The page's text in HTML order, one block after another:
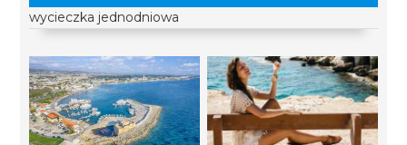
wycieczka jednodniowa